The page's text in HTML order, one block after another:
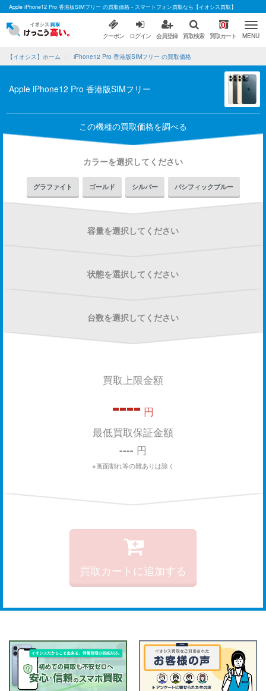
Apple iPhone12 Pro 香港版SIMフリー の買取価格 - スマートフォン買取なら【イオシス買取】
クーポン ログイン 会員登録 買取検索
0
買取カート MENU
【イオシス】ホーム iPhone12 Pro 香港版SIMフリー の買取価格
Apple iPhone12 Pro 香港版SIMフリー
この機種の買取価格を調べる
カラーを選択してください
グラファイト ゴールド シルバー パシフィックブルー
容量を選択してください
状態を選択してください
台数を選択してください
買取上限金額
---- 円
最低買取保証金額
---- 円
※画面割れ等の難ありは除く
買取カートに追加する